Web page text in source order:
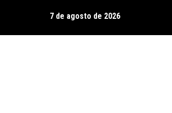
30 anos de estrada com show no Gravador
7 de agosto de 2026